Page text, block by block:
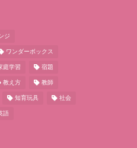
ジ
ワンダーボックス
庭学習 宿題
教え方 教師
知育玩具 社会
語